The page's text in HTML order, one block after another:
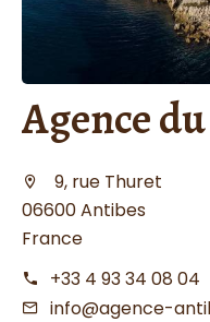
Agence
9, rue Thuret
06600 Antibes
France
+33 4 93 34 08 04
info@agence-